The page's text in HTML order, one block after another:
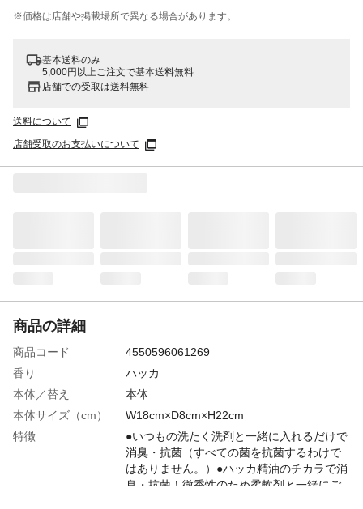
※価格は​店舗や​掲載場所で​異なる​場合が​あります。
基本送料のみ
5,000円以上ご注文で基本送料無料
店舗での受取は送料無料
送料について
店舗受取のお支払いについて
商品の詳細
商品コード
4550596061269
香り
ハッカ
本体／替え
本体
本体サイズ（cm）
W18cm×D8cm×H22cm
特徴
●いつもの洗たく洗剤と一緒に入れるだけで
消臭・抗菌（すべての菌を抗菌するわけで
はありません。）●ハッカ精油のチカラで消
臭・抗菌！微香性のため柔軟剤と一緒にご